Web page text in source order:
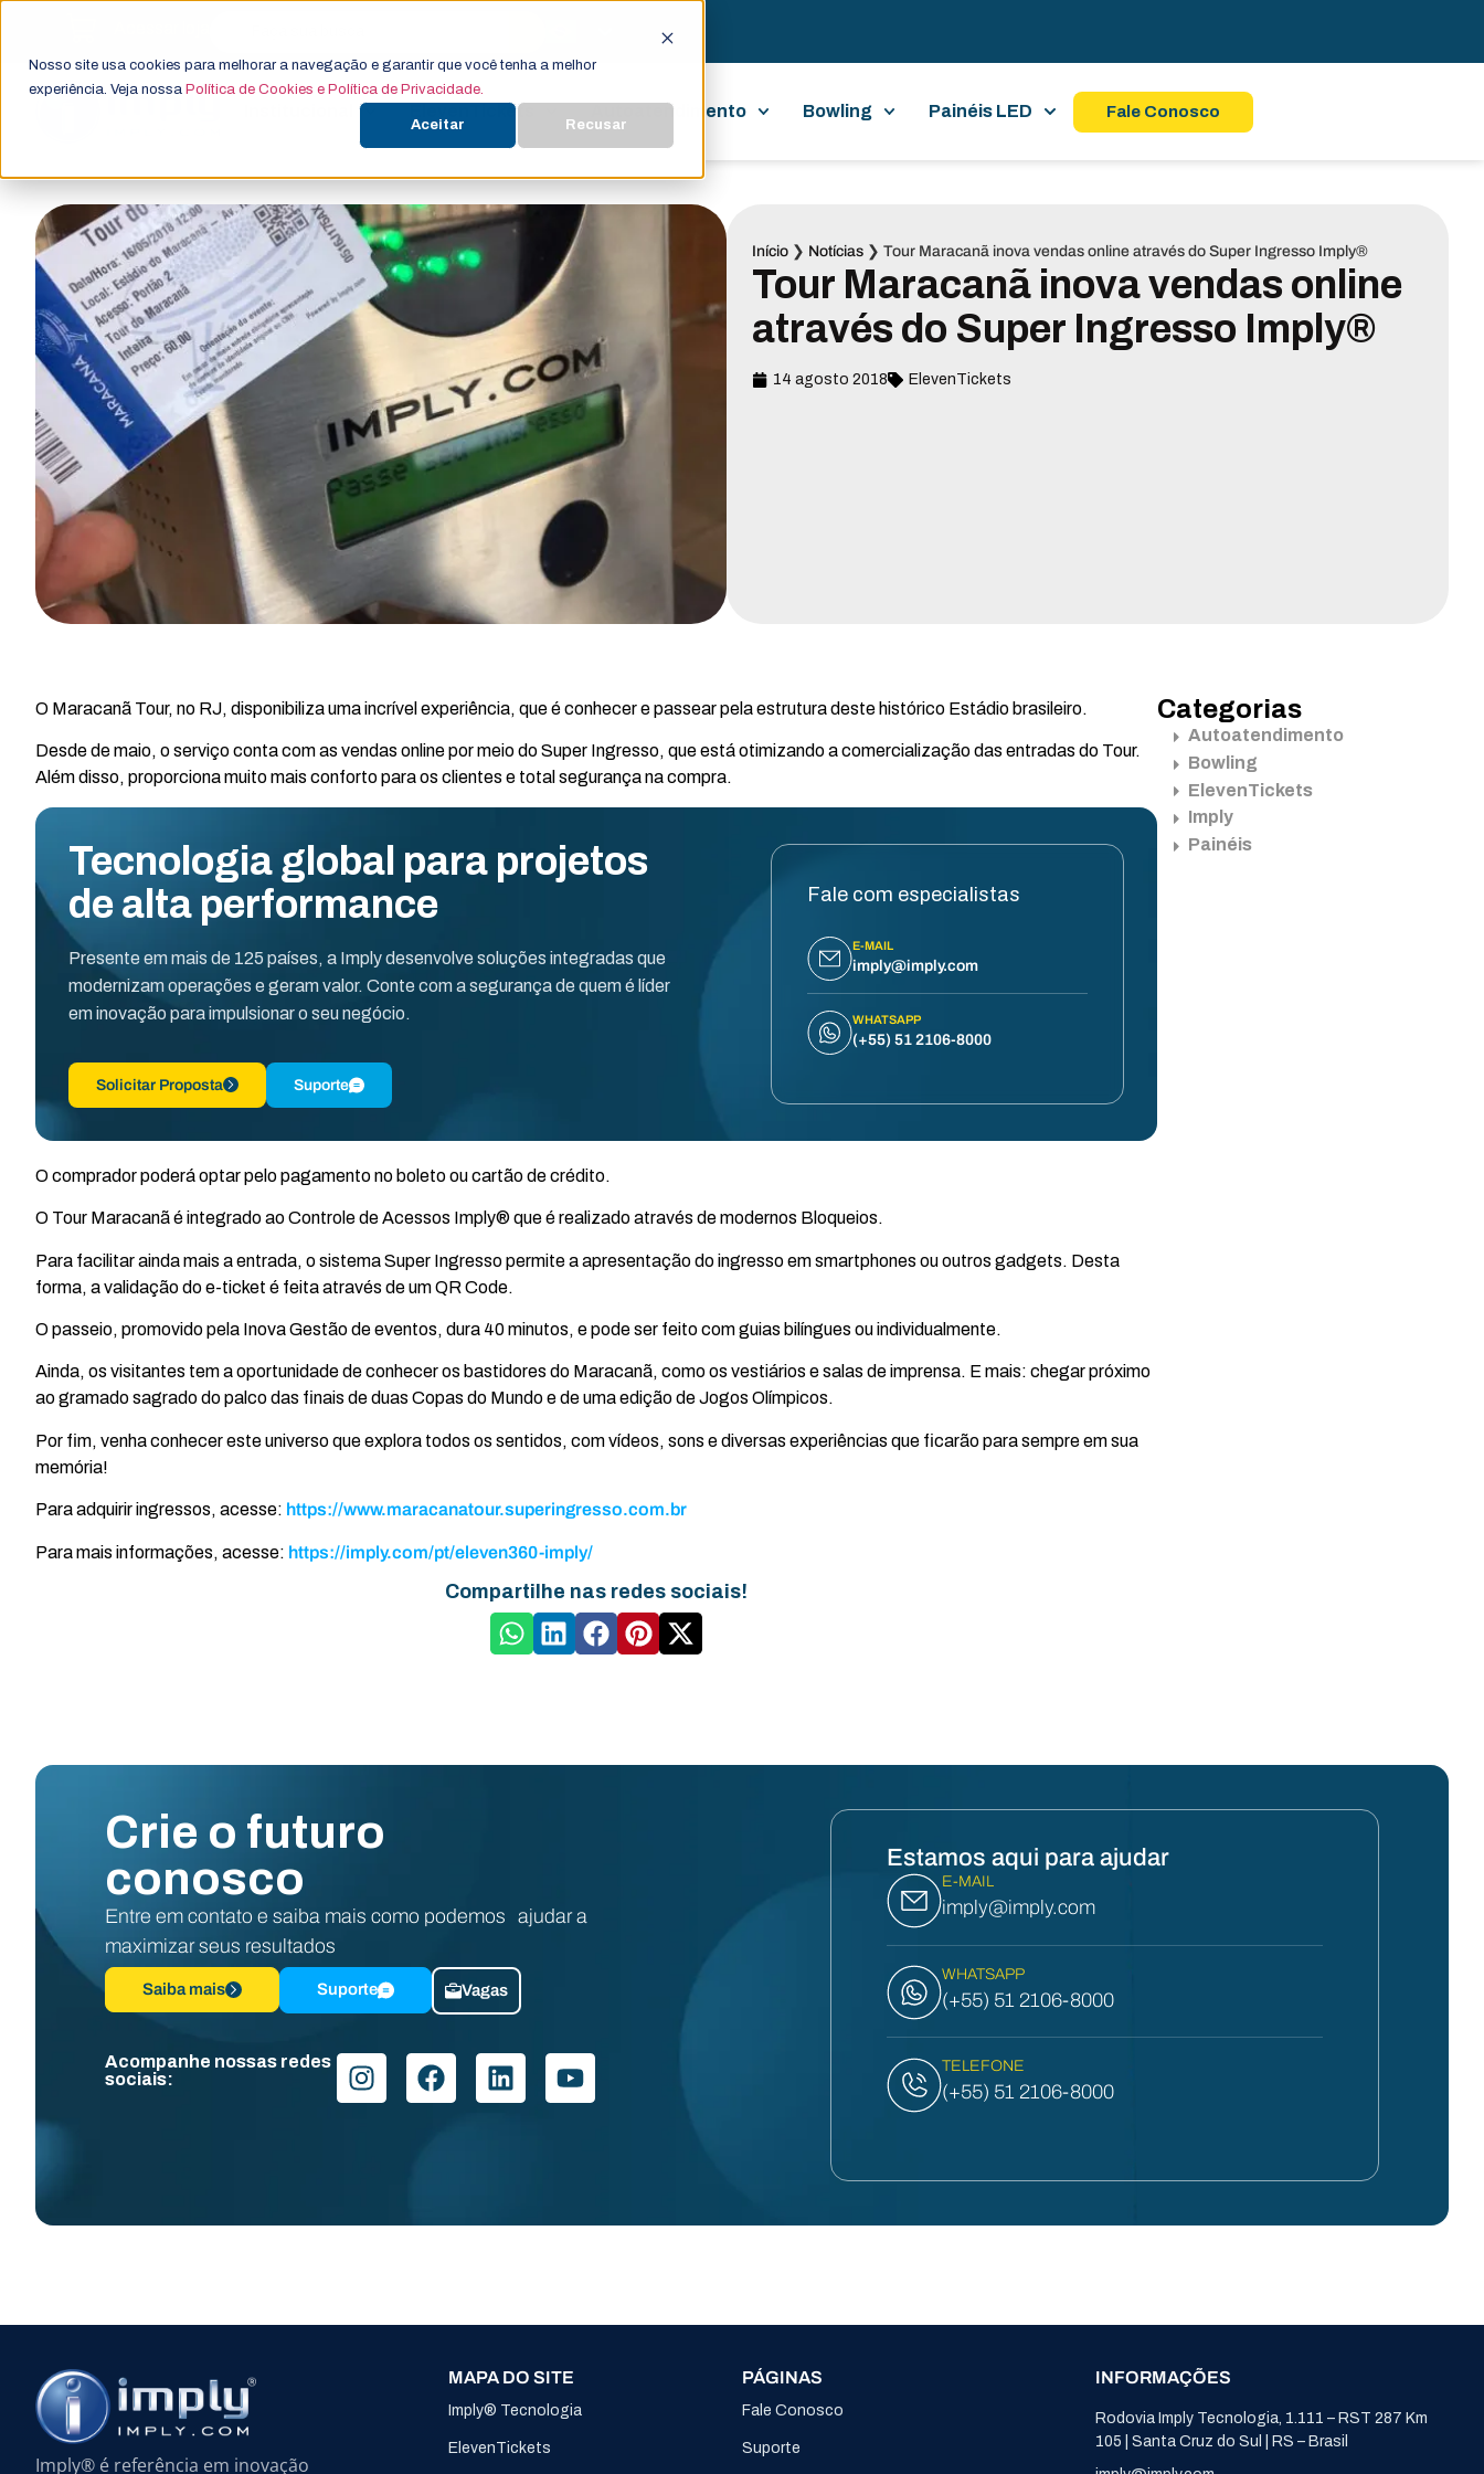
Nosso site usa cookies para melhorar a navegação e garantir que você tenha a melhor
experiência. Veja nossa Política de Cookies e Política de Privacidade.
Aceitar Recusar
ElevenTickets Autoatendimento Bowling Painéis LED Fale Conosco
Início❯ Notícias❯ Tour Maracanã inova vendas online através do Super Ingresso Imply®
Tour Maracanã inova vendas online
através do Super Ingresso Imply®
14 agosto 2018 ElevenTickets
O Maracanã Tour, no RJ, disponibiliza uma incrível experiência, que é conhecer e passear pela estrutura deste histórico Estádio brasileiro.
Desde de maio, o serviço conta com as vendas online por meio do Super Ingresso, que está otimizando a comercialização das entradas do Tour.
Além disso, proporciona muito mais conforto para os clientes e total segurança na compra.
Tecnologia global para projetos
de alta performance
Presente em mais de 125 países, a Imply desenvolve soluções integradas que
modernizam operações e geram valor. Conte com a segurança de quem é líder
em inovação para impulsionar o seu negócio.
Solicitar Proposta Suporte
Fale com especialistas
E-MAIL
imply@imply.com
WHATSAPP
(+55) 51 2106-8000
O comprador poderá optar pelo pagamento no boleto ou cartão de crédito.
O Tour Maracanã é integrado ao Controle de Acessos Imply® que é realizado através de modernos Bloqueios.
Para facilitar ainda mais a entrada, o sistema Super Ingresso permite a apresentação do ingresso em smartphones ou outros gadgets. Desta
forma, a validação do e-ticket é feita através de um QR Code.
O passeio, promovido pela Inova Gestão de eventos, dura 40 minutos, e pode ser feito com guias bilíngues ou individualmente.
Ainda, os visitantes tem a oportunidade de conhecer os bastidores do Maracanã, como os vestiários e salas de imprensa. E mais: chegar próximo
ao gramado sagrado do palco das finais de duas Copas do Mundo e de uma edição de Jogos Olímpicos.
Por fim, venha conhecer este universo que explora todos os sentidos, com vídeos, sons e diversas experiências que ficarão para sempre em sua
memória!
Para adquirir ingressos, acesse: https://www.maracanatour.superingresso.com.br
Para mais informações, acesse: https://imply.com/pt/eleven360-imply/
Compartilhe nas redes sociais!
Categorias
Autoatendimento
Bowling
ElevenTickets
Imply
Painéis
Crie o futuro
conosco
Entre em contato e saiba mais como podemos ajudar a
maximizar seus resultados
Saiba mais Suporte Vagas
Acompanhe nossas redes
sociais:
Estamos aqui para ajudar
E-MAIL
imply@imply.com
WHATSAPP
(+55) 51 2106-8000
TELEFONE
(+55) 51 2106-8000
Imply® é referência em inovação
MAPA DO SITE
Imply® Tecnologia
ElevenTickets
PÁGINAS
Fale Conosco
Suporte
INFORMAÇÕES
Rodovia Imply Tecnologia, 1.111 – RST 287 Km
105 | Santa Cruz do Sul | RS – Brasil